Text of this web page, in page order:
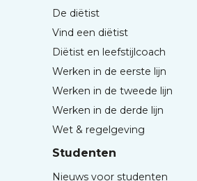
De diëtist
Vind een diëtist
Diëtist en leefstijlcoach
Werken in de eerste lijn
Werken in de tweede lijn
Werken in de derde lijn
Wet & regelgeving
Studenten
Nieuws voor studenten